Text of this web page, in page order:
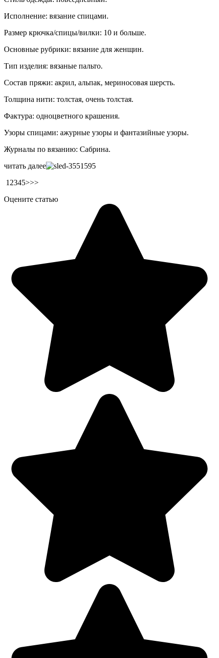
Исполнение: вязание спицами.
Размер крючка/спицы/вилки: 10 и больше.
Основные рубрики: вязание для женщин.
Тип изделия: вязаные пальто.
Состав пряжи: акрил, альпак, мериносовая шерсть.
Толщина нити: толстая, очень толстая.
Фактура: одноцветного крашения.
Узоры спицами: ажурные узоры и фантазийные узоры.
Журналы по вязанию: Сабрина.
читать далее
12345>>>
Оцените статью